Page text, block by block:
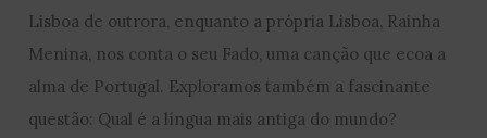
Lisboa de outrora, enquanto a própria Lisboa, Rainha
Menina, nos conta o seu Fado, uma canção que ecoa a
alma de Portugal. Exploramos também a fascinante
questão: Qual é a língua mais antiga do mundo?